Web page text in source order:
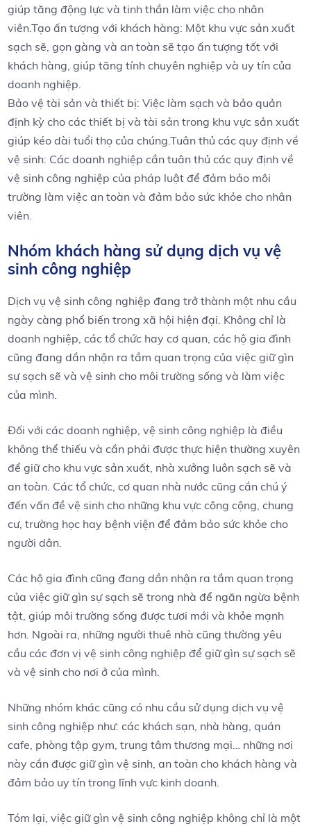
giúp tăng động lực và tinh thần làm việc cho nhân
viên.Tạo ấn tượng với khách hàng: Một khu vực sản xuất
sạch sẽ, gọn gàng và an toàn sẽ tạo ấn tượng tốt với
khách hàng, giúp tăng tính chuyên nghiệp và uy tín của
doanh nghiệp.
Bảo vệ tài sản và thiết bị: Việc làm sạch và bảo quản
định kỳ cho các thiết bị và tài sản trong khu vực sản xuất
giúp kéo dài tuổi thọ của chúng.Tuân thủ các quy định về
vệ sinh: Các doanh nghiệp cần tuân thủ các quy định về
vệ sinh công nghiệp của pháp luật để đảm bảo môi
trường làm việc an toàn và đảm bảo sức khỏe cho nhân
viên.
Nhóm khách hàng sử dụng dịch vụ vệ
sinh công nghiệp
Dịch vụ vệ sinh công nghiệp đang trở thành một nhu cầu
ngày càng phổ biến trong xã hội hiện đại. Không chỉ là
doanh nghiệp, các tổ chức hay cơ quan, các hộ gia đình
cũng đang dần nhận ra tầm quan trọng của việc giữ gìn
sự sạch sẽ và vệ sinh cho môi trường sống và làm việc
của mình.
Đối với các doanh nghiệp, vệ sinh công nghiệp là điều
không thể thiếu và cần phải được thực hiện thường xuyên
để giữ cho khu vực sản xuất, nhà xưởng luôn sạch sẽ và
an toàn. Các tổ chức, cơ quan nhà nước cũng cần chú ý
đến vấn đề vệ sinh cho những khu vực công cộng, chung
cư, trường học hay bệnh viện để đảm bảo sức khỏe cho
người dân.
Các hộ gia đình cũng đang dần nhận ra tầm quan trọng
của việc giữ gìn sự sạch sẽ trong nhà để ngăn ngừa bệnh
tật, giúp môi trường sống được tươi mới và khỏe mạnh
hơn. Ngoài ra, những người thuê nhà cũng thường yêu
cầu các đơn vị vệ sinh công nghiệp để giữ gìn sự sạch sẽ
và vệ sinh cho nơi ở của mình.
Những nhóm khác cũng có nhu cầu sử dụng dịch vụ vệ
sinh công nghiệp như: các khách sạn, nhà hàng, quán
cafe, phòng tập gym, trung tâm thương mại… những nơi
này cần được giữ gìn vệ sinh, an toàn cho khách hàng và
đảm bảo uy tín trong lĩnh vực kinh doanh.
Tóm lại, việc giữ gìn vệ sinh công nghiệp không chỉ là một